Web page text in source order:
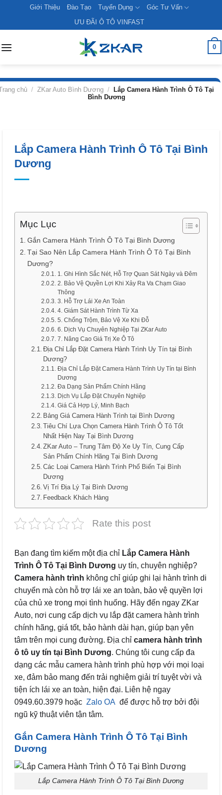
content
Giới Thiệu Đào Tạo Tuyển Dụng
Góc Tư Vấn
ƯU ĐÃI Ô TÔ VINFAST
0
chủ / ZKar Auto Bình Dương /
Lắp Camera Hành Trình Ô Tô Tại
Bình Dương
Lắp Camera Hành Trình Ô Tô Tại Bình
Dương
Mục Lục
Gắn Camera Hành Trình Ô Tô Tại Bình Dương
Tại Sao Nên Lắp Camera Hành Trình Ô Tô Tại Bình
Dương?
1. Ghi Hình Sắc Nét, Hỗ Trợ Quan Sát Ngày và Đêm
2. Bảo Vệ Quyền Lợi Khi Xảy Ra Va Chạm Giao
Thông
3. Hỗ Trợ Lái Xe An Toàn
4. Giám Sát Hành Trình Từ Xa
5. Chống Trộm, Bảo Vệ Xe Khi Đỗ
6. Dịch Vụ Chuyên Nghiệp Tại ZKar Auto
7. Nâng Cao Giá Trị Xe Ô Tô
Địa Chỉ Lắp Đặt Camera Hành Trình Uy Tín tại Bình
Dương?
Địa Chỉ Lắp Đặt Camera Hành Trình Uy Tín tại Bình
Dương
Đa Dạng Sản Phẩm Chính Hãng
Dịch Vụ Lắp Đặt Chuyên Nghiệp
Giá Cả Hợp Lý, Minh Bạch
Bảng Giá Camera Hành Trình tại Bình Dương
Tiêu Chí Lựa Chọn Camera Hành Trình Ô Tô Tốt
Nhất Hiện Nay Tại Bình Dương
ZKar Auto – Trung Tâm Độ Xe Uy Tín, Cung Cấp
Sản Phẩm Chính Hãng Tại Bình Dương
Các Loại Camera Hành Trình Phổ Biến Tại Bình
Dương
Vị Trí Địa Lý Tại Bình Dương
Feedback Khách Hàng
Rate this post
Bạn đang tìm kiếm một địa chỉ Lắp Camera Hành
Trình Ô Tô Tại Bình Dương uy tín, chuyên nghiệp?
Camera hành trình không chỉ giúp ghi lại hành trình di
chuyển mà còn hỗ trợ lái xe an toàn, bảo vệ quyền lợi
của chủ xe trong mọi tình huống. Hãy đến ngay ZKar
Auto, nơi cung cấp dịch vụ lắp đặt camera hành trình
chính hãng, giá tốt, bảo hành dài hạn, giúp bạn yên
tâm trên mọi cung đường. Địa chỉ camera hành trình
ô tô uy tín tại Bình Dương. Chúng tôi cung cấp đa
dạng các mẫu camera hành trình phù hợp với mọi loại
xe, đảm bảo mang đến trải nghiệm giải trí tuyệt vời và
tiện ích lái xe an toàn, hiện đại. Liên hệ ngay
0949.60.3979 hoặc Zalo OA để được hỗ trợ bởi đội
ngũ kỹ thuật viên tận tâm.
Gắn Camera Hành Trình Ô Tô Tại Bình
Dương
Lắp Camera Hành Trình Ô Tô Tại Bình Dương